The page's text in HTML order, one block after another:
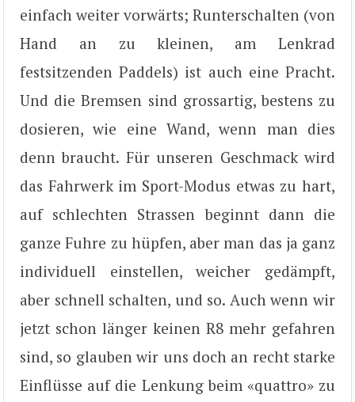
einfach weiter vorwärts; Runterschalten (von
Hand an zu kleinen, am Lenkrad
festsitzenden Paddels) ist auch eine Pracht.
Und die Bremsen sind grossartig, bestens zu
dosieren, wie eine Wand, wenn man dies
denn braucht. Für unseren Geschmack wird
das Fahrwerk im Sport-Modus etwas zu hart,
auf schlechten Strassen beginnt dann die
ganze Fuhre zu hüpfen, aber man das ja ganz
individuell einstellen, weicher gedämpft,
aber schnell schalten, und so. Auch wenn wir
jetzt schon länger keinen R8 mehr gefahren
sind, so glauben wir uns doch an recht starke
Einflüsse auf die Lenkung beim «quattro» zu